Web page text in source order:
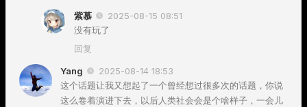
紫慕
2025-08-15 08:51
没有玩了
回复
Yang
2025-08-14 18:53
这个话题让我又想起了一个曾经想过很多次的话题，你说
这么卷着演进下去，以后人类社会会是个啥样子，一会儿